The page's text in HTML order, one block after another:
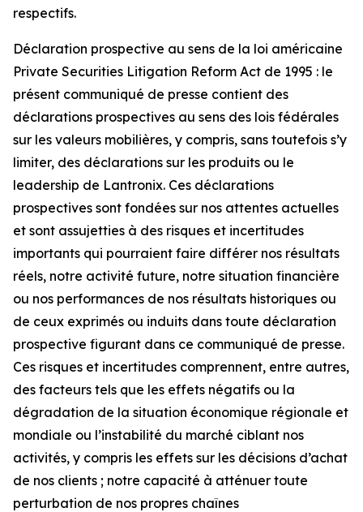
respectifs.
Déclaration prospective au sens de la loi américaine
Private Securities Litigation Reform Act de 1995 : le
présent communiqué de presse contient des
déclarations prospectives au sens des lois fédérales
sur les valeurs mobilières, y compris, sans toutefois s’y
limiter, des déclarations sur les produits ou le
leadership de Lantronix. Ces déclarations
prospectives sont fondées sur nos attentes actuelles
et sont assujetties à des risques et incertitudes
importants qui pourraient faire différer nos résultats
réels, notre activité future, notre situation financière
ou nos performances de nos résultats historiques ou
de ceux exprimés ou induits dans toute déclaration
prospective figurant dans ce communiqué de presse.
Ces risques et incertitudes comprennent, entre autres,
des facteurs tels que les effets négatifs ou la
dégradation de la situation économique régionale et
mondiale ou l’instabilité du marché ciblant nos
activités, y compris les effets sur les décisions d’achat
de nos clients ; notre capacité à atténuer toute
perturbation de nos propres chaînes